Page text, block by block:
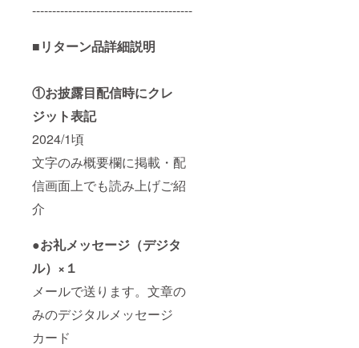
----------------------------------------
■リターン品詳細説明
①お披露目配信時にクレ
ジット表記
2024/1頃
文字のみ概要欄に掲載・配
信画面上でも読み上げご紹
介
●お礼メッセージ（デジタ
ル）×１
メールで送ります。文章の
みのデジタルメッセージ
カード